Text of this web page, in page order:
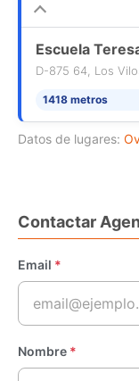
Escuela
D-875 64, Los
1418 metros
Datos de lugares:
Contactar
Email *
Nombre *